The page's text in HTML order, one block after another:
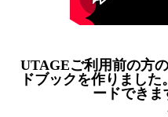
UTAGEご利用前の方
ドブックを作りまし
ードでき